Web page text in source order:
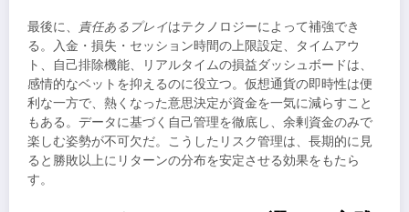
最後に、 責任あるプレイはテクノロジーによって補強でき
る。入金・損失・セッション時間の上限設定、タイムアウ
ト、自己排除機能、リアルタイムの損益ダッシュボードは、
感情的なベットを抑えるのに役立つ。仮想通貨の即時性は便
利な一方で、熱くなった意思決定が資金を一気に減らすこと
もある。データに基づく自己管理を徹底し、余剰資金のみで
楽しむ姿勢が不可欠だ。こうしたリスク管理は、長期的に見
ると勝敗以上にリターンの分布を安定させる効果をもたら
す。